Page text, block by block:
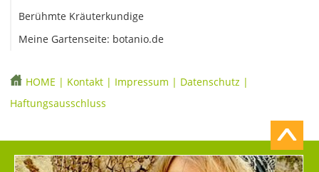
Berühmte Kräuterkundige
Meine Gartenseite: botanio.de
HOME | Kontakt | Impressum | Datenschutz |
Haftungsausschluss